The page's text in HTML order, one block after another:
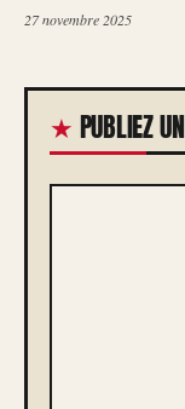
27 novembre 2025
PUBLIEZ
COMMENTAIRE